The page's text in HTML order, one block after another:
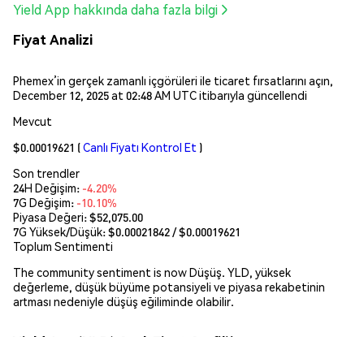
Yield App hakkında daha fazla bilgi
Fiyat Analizi
Phemex’in gerçek zamanlı içgörüleri ile ticaret fırsatlarını açın,
December 12, 2025 at 02:48 AM UTC itibarıyla güncellendi
Mevcut
$0.00019621 (Canlı Fiyatı Kontrol Et )
Son trendler
24H Değişim: -4.20%
7G Değişim: -10.10%
Piyasa Değeri:$52,075.00
7G Yüksek/Düşük: $0.00021842/ $0.00019621
Toplum Sentimenti
The community sentiment is now Düşüş. YLD, yüksek
değerleme, düşük büyüme potansiyeli ve piyasa rekabetinin
artması nedeniyle düşüş eğiliminde olabilir.